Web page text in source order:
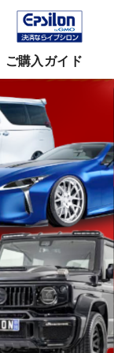
ご購入ガイド